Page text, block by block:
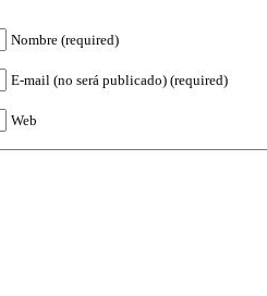
Nombre (required)
E-mail (no será publicado) (required)
Web